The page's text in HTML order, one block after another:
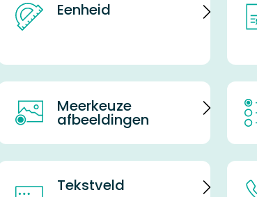
Eenheid
Meerkeuze
afbeeldingen
Tekstveld